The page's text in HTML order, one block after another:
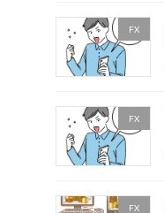
FX
FX
FX